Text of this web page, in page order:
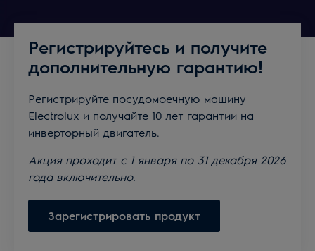
Регистрируйтесь и получите
дополнительную гарантию!
Регистрируйте посудомоечную машину
Electrolux и получайте 10 лет гарантии на
инверторный двигатель.
Акция проходит с 1 января по 31 декабря 2026
года включительно.
Зарегистрировать продукт